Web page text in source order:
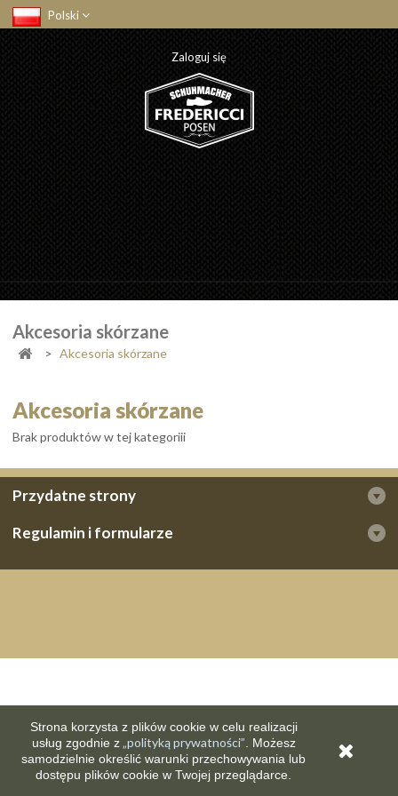
Polski
Zaloguj się
Akcesoria skórzane
> Akcesoria skórzane
Akcesoria skórzane
Brak produktów w tej kategoriii
Przydatne strony
Regulamin i formularze
Strona korzysta z plików cookie w celu realizacji
usług zgodnie z„polityką prywatności” . Możesz
samodzielnie określić warunki przechowywania lub
dostępu plików cookie w Twojej przeglądarce.